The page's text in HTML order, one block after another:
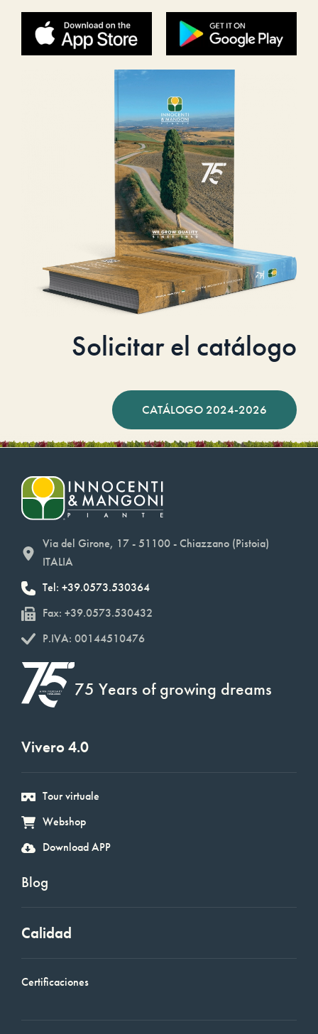
Solicitar el catálogo
CATÁLOGO 2024-2026
Via del Girone, 17 - 51100 - Chiazzano (Pistoia)
ITALIA
Tel: +39.0573.530364
Fax: +39.0573.530432
P.IVA: 00144510476
75 Years of growing dreams
Vivero 4.0
Tour virtuale
Webshop
Download APP
Blog
Calidad
Certificaciones